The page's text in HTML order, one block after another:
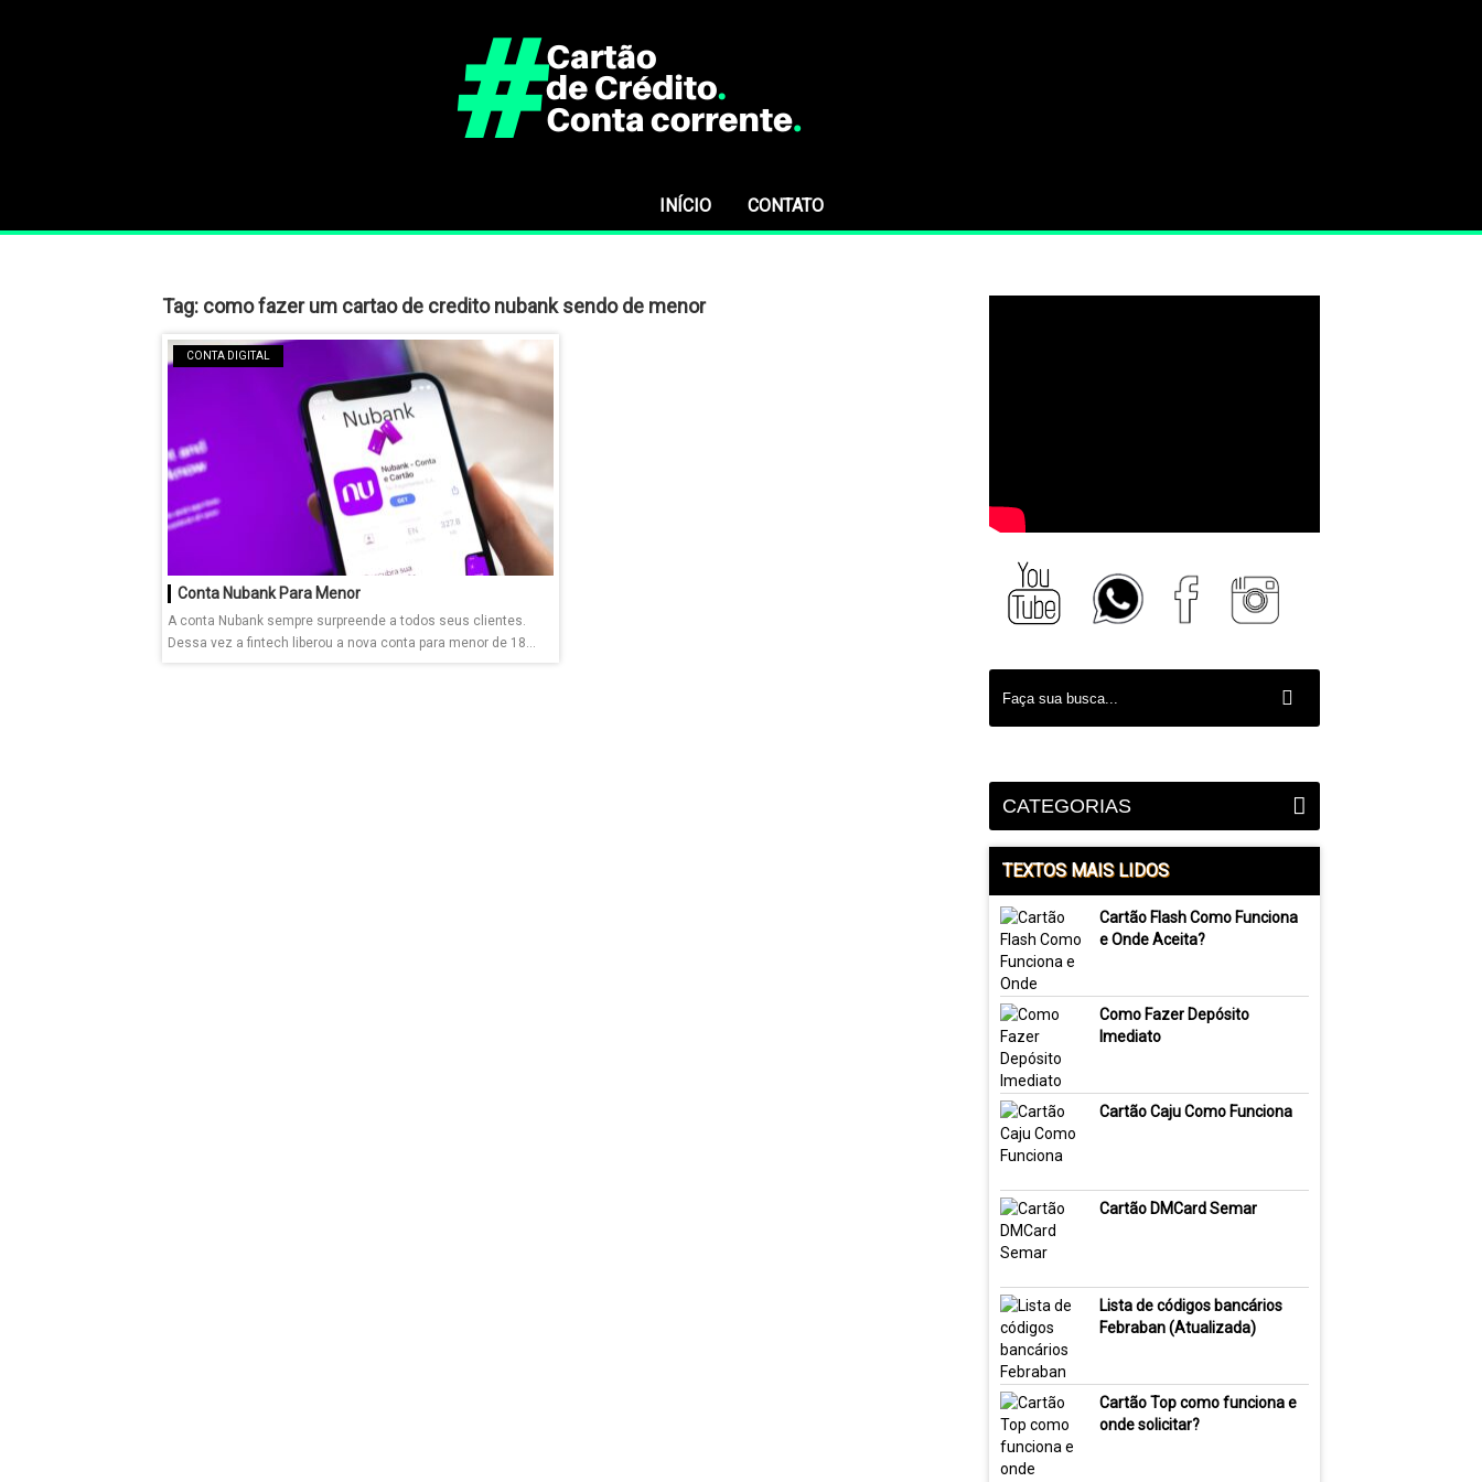
INÍCIO CONTATO
Tag: como fazer um cartao de credito nubank sendo de menor
CONTA DIGITAL
Conta Nubank Para Menor
A conta Nubank sempre surpreende a todos seus clientes.
Dessa vez a fintech liberou a nova conta para menor de 18...
CATEGORIAS
TEXTOS MAIS LIDOS
Cartão Flash Como Funciona
e Onde Aceita?
Como Fazer Depósito
Imediato
Cartão Caju Como Funciona
Cartão DMCard Semar
Lista de códigos bancários
Febraban (Atualizada)
Cartão Top como funciona e
onde solicitar?